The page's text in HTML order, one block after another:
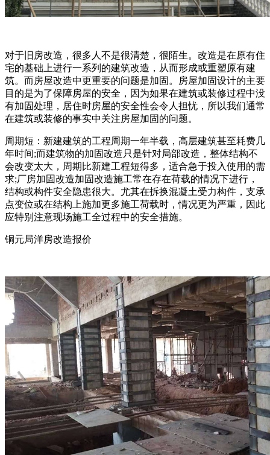
对于旧房改造，很多人不是很清楚，很陌生。改造是在原有住
宅的基础上进行一系列的建筑改造，从而形成或重塑原有建
筑。而房屋改造中更重要的问题是加固。房屋加固设计的主要
目的是为了保障房屋的安全，因为如果在建筑或装修过程中没
有加固处理，居住时房屋的安全性会令人担忧，所以我们通常
在建筑或装修的事实中关注房屋加固的问题。
周期短：新建建筑的工程周期一年半载，高层建筑甚至耗费几
年时间;而建筑物的加固改造只是针对局部改造，整体结构不
会改变太大，周期比新建工程短得多，适合急于投入使用的需
求;厂房加固改造加固改造施工常在存在荷载的情况下进行，
结构或构件安全隐患很大。尤其在拆换混凝土受力构件，支承
点变位或在结构上施加更多施工荷载时，情况更为严重，因此
应特别注意现场施工全过程中的安全措施。
铜元局洋房改造报价